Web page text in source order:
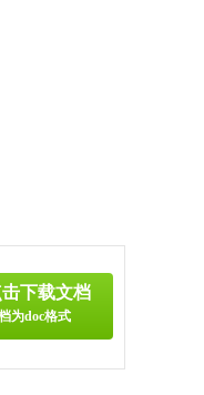
击下载文档
为doc格式